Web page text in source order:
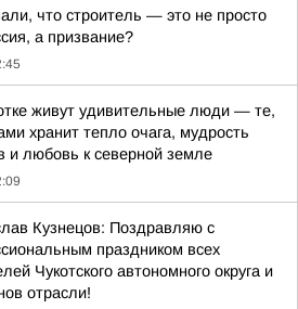
что строитель — это не просто
а призвание?
живут удивительные люди — те,
хранит тепло очага, мудрость
и любовь к северной земле
Кузнецов: Поздравляю с
праздником всех
Чукотского автономного округа и
отрасли!